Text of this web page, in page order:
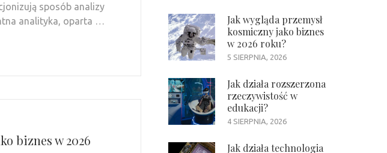
sposób analizy
analityka, oparta …
biznes w 2026
Jak wygląda przemysł
kosmiczny jako biznes
w 2026 roku?
5 SIERPNIA, 2026
Jak działa rozszerzona
rzeczywistość w
edukacji?
4 SIERPNIA, 2026
Jak działa technologia